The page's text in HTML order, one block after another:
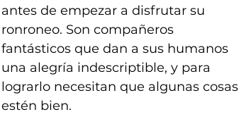
antes de empezar a disfrutar su
ronroneo. Son compañeros
fantásticos que dan a sus humanos
una alegría indescriptible, y para
lograrlo necesitan que algunas cosas
estén bien.